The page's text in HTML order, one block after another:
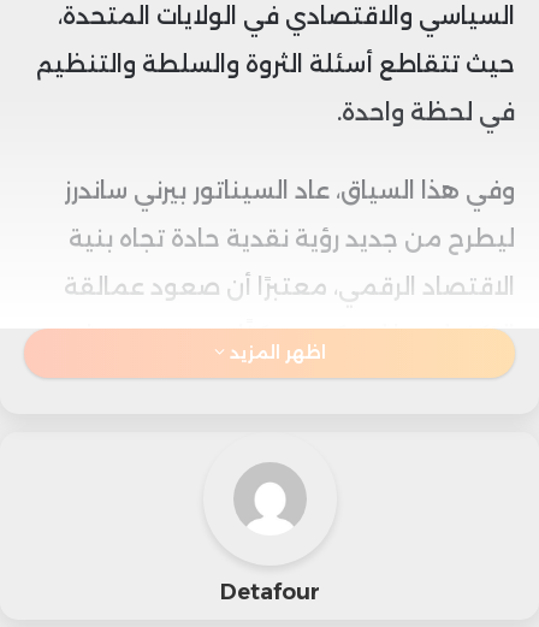
السياسي والاقتصادي في الولايات المتحدة،
حيث تتقاطع أسئلة الثروة والسلطة والتنظيم
في لحظة واحدة.
وفي هذا السياق، عاد السيناتور بيرني ساندرز
ليطرح من جديد رؤية نقدية حادة تجاه بنية
الاقتصاد الرقمي، معتبرًا أن صعود عمالقة
التكنولوجيا لم يكن ممكنًا دون جهد جماعي
واسع، بينما تذهب العوائد في النهاية إلى قلة
هذا الطرح وجد صداه في تطور لافت داخل
شركة “أوبن إيه آي” تبحث مع الحكومة
اظهر المزيد
Detafour